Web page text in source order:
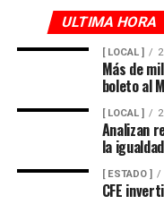
ULTIMA HORA
[ LOCAL ]
Más de
boleto al
[ LOCAL ]
Analizan
la
[ ESTADO ]
CFE